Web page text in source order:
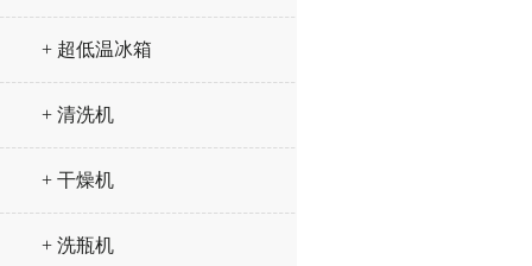
+ 超低温冰箱
+ 清洗机
+ 干燥机
+ 洗瓶机